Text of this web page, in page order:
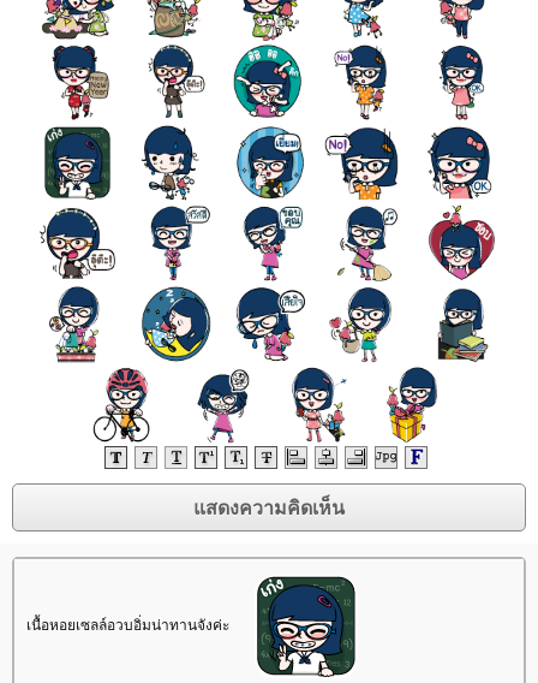
เนื้อหอยเซลล์อวบอิ่มน่าทานจังค่ะ